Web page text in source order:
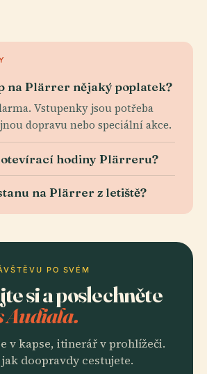
na Plärrer nějaký poplatek?
Vstupenky jsou potřeba
dopravu nebo speciální akce.
otevírací hodiny Plärreru?
na Plärrer z letiště?
PO SVÉM
si a poslechněte
Audiala.
v kapse, itinerář v prohlížeči.
doopravdy cestujete.